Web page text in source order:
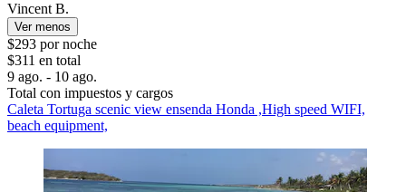
Vincent B.
Ver menos
$293 por noche
$311 en total
9 ago. - 10 ago.
Total con impuestos y cargos
Caleta Tortuga scenic view ensenda Honda ,High speed WIFI,
beach equipment,